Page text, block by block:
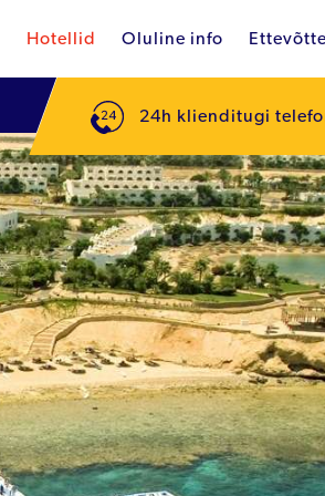
Hotellid Oluline info
24h klienditugi